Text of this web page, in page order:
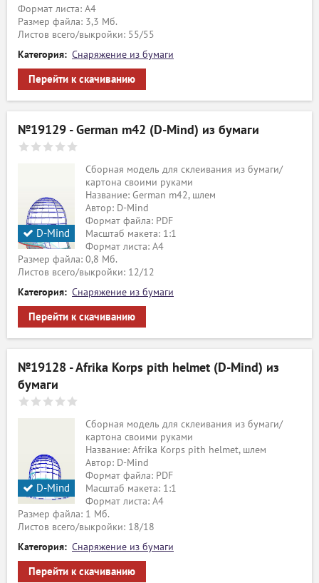
Формат листа: А4
Размер файла: 3,3 Мб.
Листов всего/выкройки: 55/55
Категория: Снаряжение из бумаги
Перейти к скачиванию
№19129 - German m42 (D-Mind) из бумаги
D-Mind
Сборная модель для склеивания из бумаги/
картона своими руками
Название: German m42, шлем
Автор: D-Mind
Формат файла: PDF
Масштаб макета: 1:1
Формат листа: А4
Размер файла: 0,8 Мб.
Листов всего/выкройки: 12/12
Категория: Снаряжение из бумаги
Перейти к скачиванию
№19128 - Afrika Korps pith helmet (D-Mind) из
бумаги
D-Mind
Сборная модель для склеивания из бумаги/
картона своими руками
Название: Afrika Korps pith helmet, шлем
Автор: D-Mind
Формат файла: PDF
Масштаб макета: 1:1
Формат листа: А4
Размер файла: 1 Мб.
Листов всего/выкройки: 18/18
Категория: Снаряжение из бумаги
Перейти к скачиванию